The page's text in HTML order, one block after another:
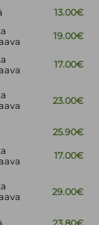
13.00€
19.00€
17.00€
23.00€
25.90€
17.00€
29.00€